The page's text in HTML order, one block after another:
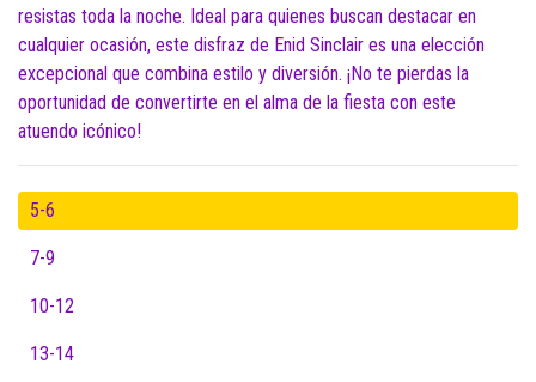
resistas toda la noche. Ideal para quienes buscan destacar en
cualquier ocasión, este disfraz de Enid Sinclair es una elección
excepcional que combina estilo y diversión. ¡No te pierdas la
oportunidad de convertirte en el alma de la fiesta con este
atuendo icónico!
5-6
7-9
10-12
13-14